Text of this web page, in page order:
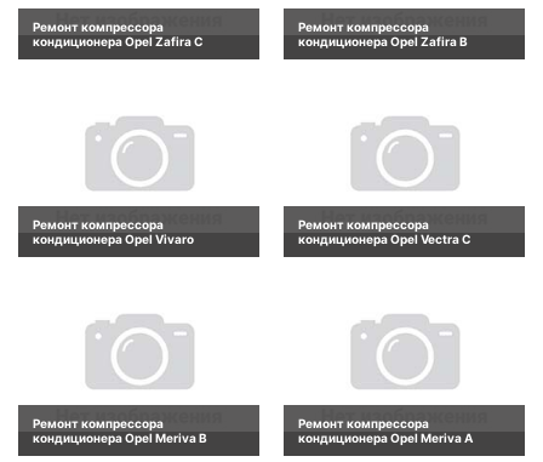
Ремонт компрессора
кондиционера Opel Zafira C
Ремонт компрессора
кондиционера Opel Zafira B
Ремонт компрессора
кондиционера Opel Vivaro
Ремонт компрессора
кондиционера Opel Vectra C
Ремонт компрессора
кондиционера Opel Meriva B
Ремонт компрессора
кондиционера Opel Meriva A